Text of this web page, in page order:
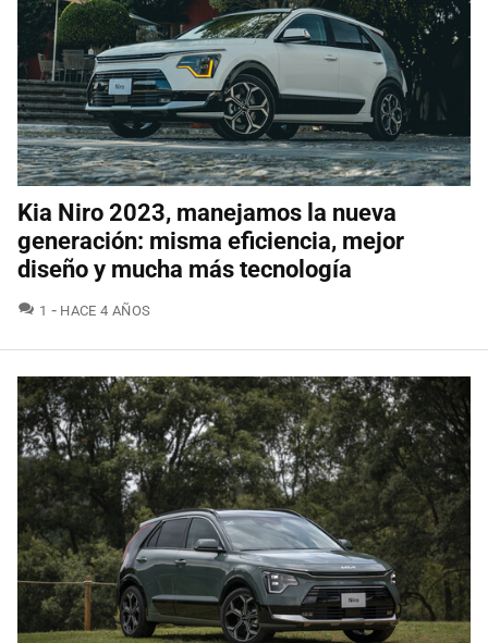
Kia Niro 2023, manejamos la nueva
generación: misma eficiencia, mejor
diseño y mucha más tecnología
1 COMENTARIOS
HACE 4 AÑOS